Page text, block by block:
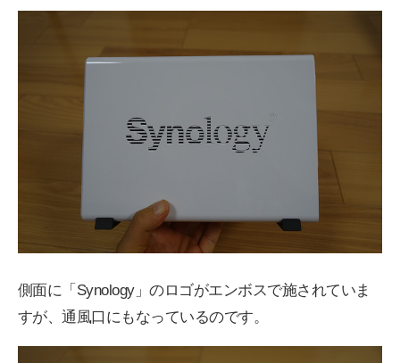
側面に「Synology」のロゴがエンボスで施されていま
すが、通風口にもなっているのです。